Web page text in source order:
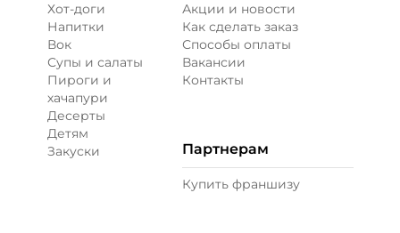
Хот-доги
Напитки
Вок
Супы и салаты
Пироги и
хачапури
Десерты
Детям
Закуски
Акции и новости
Как сделать заказ
Способы оплаты
Вакансии
Контакты
Партнерам
Купить франшизу